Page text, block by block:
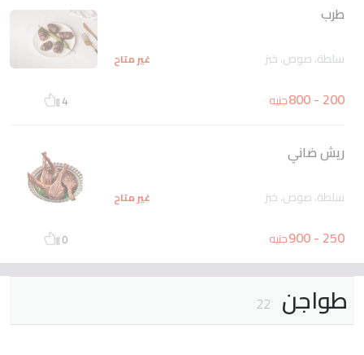
طرب
سلطة، صوص، خبز غير متاح
200 - 800 جنيه 4
ريش ضاني
سلطة، صوص، خبز غير متاح
250 - 900 جنيه 0
طواجن 22